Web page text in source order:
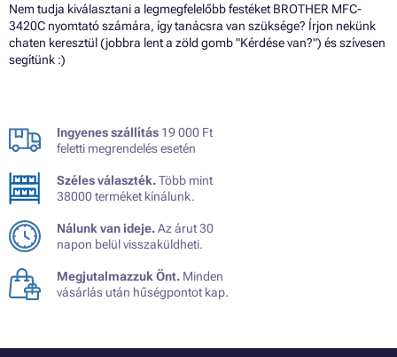
Nem tudja kiválasztani a legmegfelelőbb festéket BROTHER MFC-
3420C nyomtató számára, így tanácsra van szüksége? Írjon nekünk
chaten keresztül (jobbra lent a zöld gomb "Kérdése van?") és szívesen
segítünk :)
Ingyenes szállítás 19 000 Ft
feletti megrendelés esetén
Széles választék.Több mint
38000 terméket kínálunk.
Nálunk van ideje.Az árut 30
napon belül visszaküldheti.
Megjutalmazzuk Önt. Minden
vásárlás után hűségpontot kap.